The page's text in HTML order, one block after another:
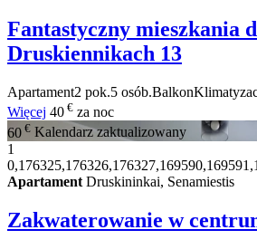
Fantastyczny mieszkania
Druskiennikach 13
Apartament2 pok.5 osób.Balkon
Więcej 40 € za noc
60 € Kalendarz zaktualizowany
1
Apartament Druskininkai, Senamiestis
Zakwaterowanie w